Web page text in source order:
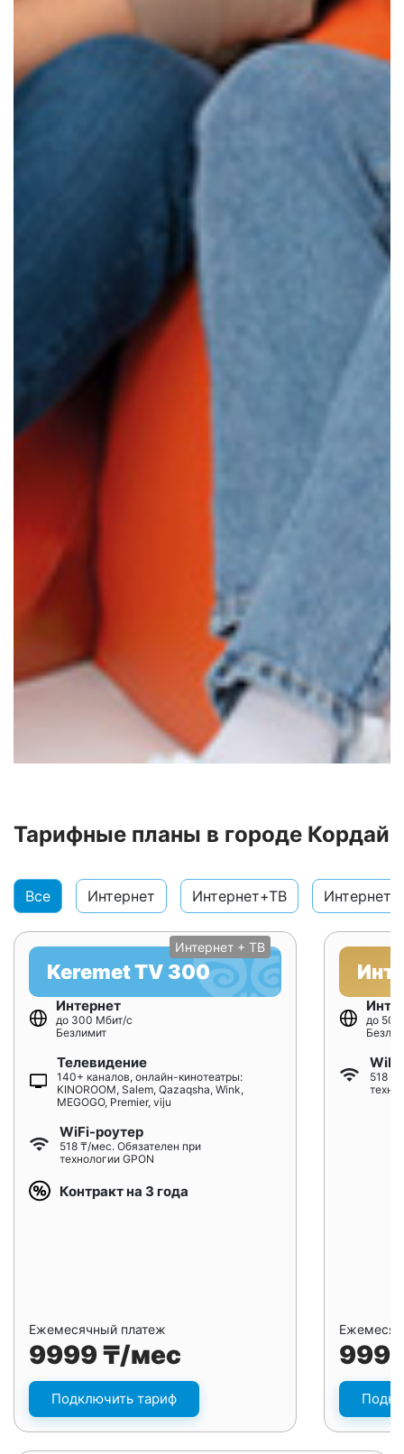
Тарифные планы в городе Кордай
Все Интернет Интернет+ТВ
Интернет + ТВ
Keremet TV 300
Интернет
до 300 Мбит/с
Безлимит
Телевидение
140+ каналов, онлайн-кинотеатры:
KINOROOM, Salem, Qazaqsha, Wink,
MEGOGO, Premier, viju
WiFi-роутер
518 ₸/мес. Обязателен при
технологии GPON
Контракт на 3 года
Ежемесячный платеж
9999 ₸/мес
Подключить тариф
до
518